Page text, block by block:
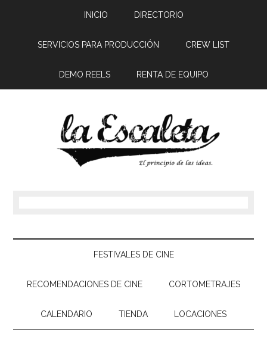
INICIO DIRECTORIO
SERVICIOS PARA PRODUCCIÓN CREW LIST
DEMO REELS RENTA DE EQUIPO
FESTIVALES DE CINE
RECOMENDACIONES DE CINE CORTOMETRAJES
CALENDARIO TIENDA LOCACIONES